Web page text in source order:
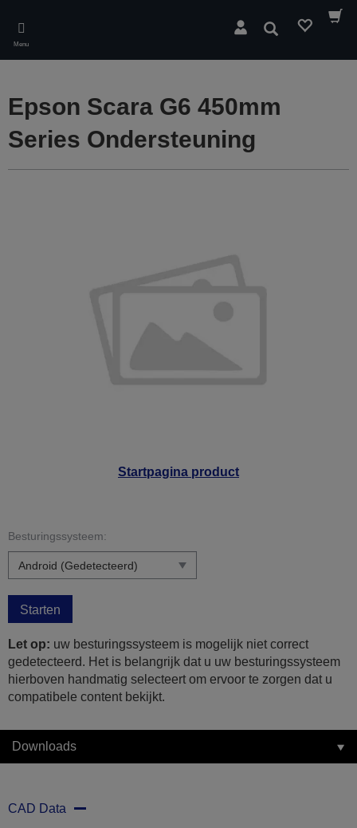
main
content
Menu
Zoeken
Startpagina product
Epson Scara G6 450mm
Series Ondersteuning
Besturingssysteem:
Starten
Let op: uw besturingssysteem is mogelijk niet correct
gedetecteerd. Het is belangrijk dat u uw besturingssysteem
hierboven handmatig selecteert om ervoor te zorgen dat u
compatibele content bekijkt.
Downloads
CAD Data